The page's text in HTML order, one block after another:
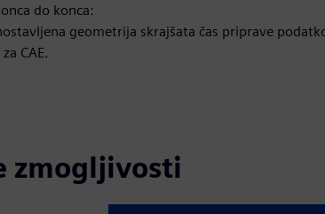
do konca:
geometrija skrajšata čas priprave
CAE.
zmogljivosti